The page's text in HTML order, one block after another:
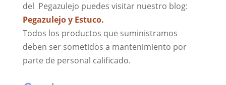
del Pegazulejo puedes visitar nuestro blog:
Pegazulejo y Estuco.
Todos los productos que suministramos
deben ser sometidos a mantenimiento por
parte de personal calificado.